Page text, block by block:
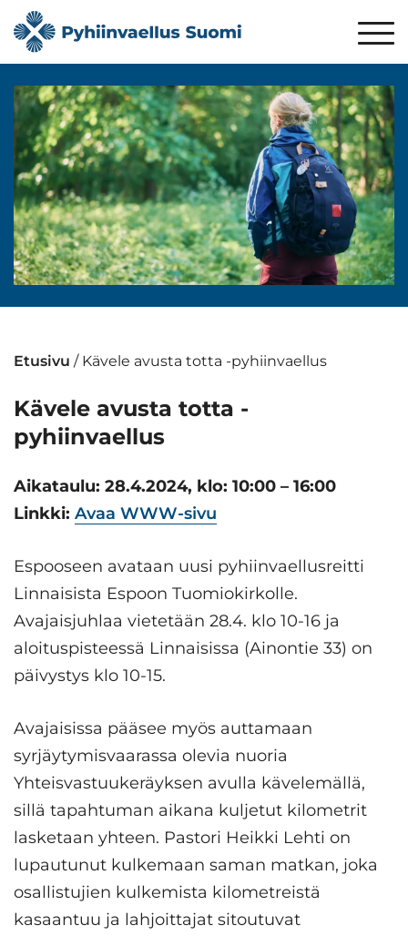
Etusivu / Kävele avusta totta -pyhiinvaellus
Kävele avusta totta -
pyhiinvaellus
Aikataulu: 28.4.2024, klo: 10:00 – 16:00
Linkki: Avaa WWW-sivu
Espooseen avataan uusi pyhiinvaellusreitti
Linnaisista Espoon Tuomiokirkolle.
Avajaisjuhlaa vietetään 28.4. klo 10-16 ja
aloituspisteessä Linnaisissa (Ainontie 33) on
päivystys klo 10-15.
Avajaisissa pääsee myös auttamaan
syrjäytymisvaarassa olevia nuoria
Yhteisvastuukeräyksen avulla kävelemällä,
sillä tapahtuman aikana kuljetut kilometrit
lasketaan yhteen. Pastori Heikki Lehti on
lupautunut kulkemaan saman matkan, joka
osallistujien kulkemista kilometreistä
kasaantuu ja lahjoittajat sitoutuvat